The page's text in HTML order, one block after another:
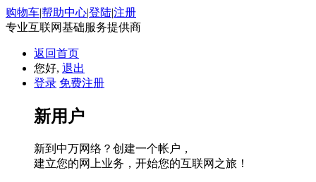
购物车|帮助中心|登陆|注册
专业互联网基础服务提供商
返回首页
您好, 退出
登录 免费注册
新用户
新到中万网络？创建一个帐户，
建立您的网上业务，开始您的互联网之旅！